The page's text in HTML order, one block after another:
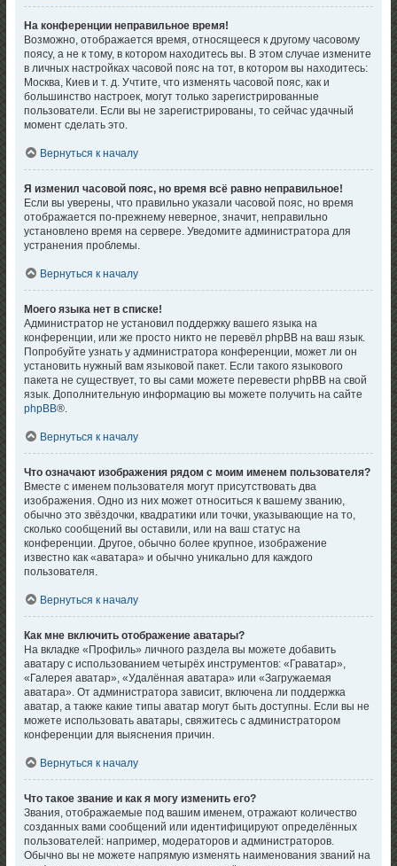
На конференции неправильное время!
Возможно, отображается время, относящееся к другому часовому
поясу, а не к тому, в котором находитесь вы. В этом случае измените
в личных настройках часовой пояс на тот, в котором вы находитесь:
Москва, Киев и т. д. Учтите, что изменять часовой пояс, как и
большинство настроек, могут только зарегистрированные
пользователи. Если вы не зарегистрированы, то сейчас удачный
момент сделать это.
Вернуться к началу
Я изменил часовой пояс, но время всё равно неправильное!
Если вы уверены, что правильно указали часовой пояс, но время
отображается по-прежнему неверное, значит, неправильно
установлено время на сервере. Уведомите администратора для
устранения проблемы.
Вернуться к началу
Моего языка нет в списке!
Администратор не установил поддержку вашего языка на
конференции, или же просто никто не перевёл phpBB на ваш язык.
Попробуйте узнать у администратора конференции, может ли он
установить нужный вам языковой пакет. Если такого языкового
пакета не существует, то вы сами можете перевести phpBB на свой
язык. Дополнительную информацию вы можете получить на сайте
phpBB®.
Вернуться к началу
Что означают изображения рядом с моим именем пользователя?
Вместе с именем пользователя могут присутствовать два
изображения. Одно из них может относиться к вашему званию,
обычно это звёздочки, квадратики или точки, указывающие на то,
сколько сообщений вы оставили, или на ваш статус на
конференции. Другое, обычно более крупное, изображение
известно как «аватара» и обычно уникально для каждого
пользователя.
Вернуться к началу
Как мне включить отображение аватары?
На вкладке «Профиль» личного раздела вы можете добавить
аватару с использованием четырёх инструментов: «Граватар»,
«Галерея аватар», «Удалённая аватара» или «Загружаемая
аватара». От администратора зависит, включена ли поддержка
аватар, а также какие типы аватар могут быть доступны. Если вы не
можете использовать аватары, свяжитесь с администратором
конференции для выяснения причин.
Вернуться к началу
Что такое звание и как я могу изменить его?
Звания, отображаемые под вашим именем, отражают количество
созданных вами сообщений или идентифицируют определённых
пользователей: например, модераторов и администраторов.
Обычно вы не можете напрямую изменять наименования званий на